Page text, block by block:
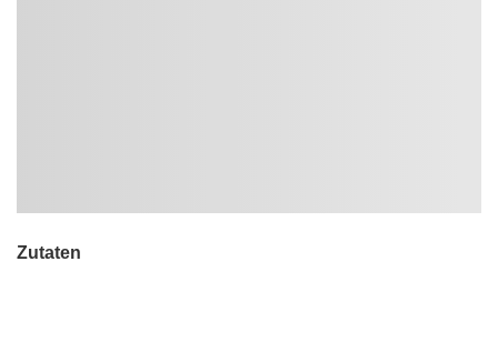
Zutaten